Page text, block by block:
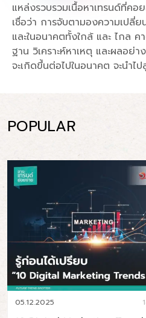
แหล่งรวบรวมเนื้อหาเทรนด์ที่คอ
เชื่อว่า การจับตามองความเปลี่
และในอนาคตทั้งใกล้ และ ไกล
ฐาน วิเคราะห์หาเหตุ และผลอย่
จะเกิดขึ้นต่อไปในอนาคต จะนำไ
POPULAR
05.12.2025